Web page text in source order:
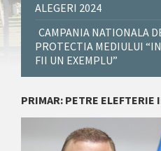
ALEGERI 2024
CAMPANIA NATIONALA
PROTECTIA MEDIULUI
FII UN EXEMPLU”
PRIMAR: PETRE ELEFTERIE